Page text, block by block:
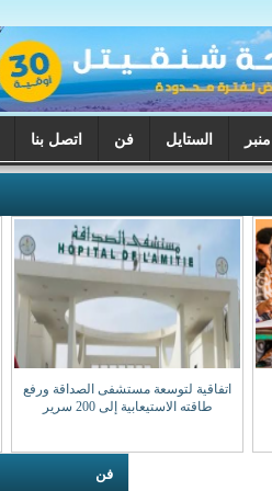
منبر الستايل فن اتصل بنا
اتفاقية لتوسعة مستشفى الصداقة ورفع
طاقته الاستيعابية إلى 200 سرير
فن